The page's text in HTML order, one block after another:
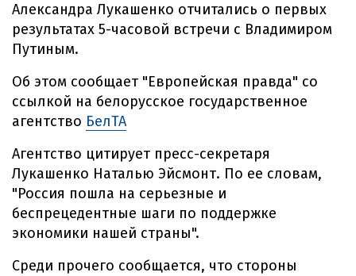
Александра Лукашенко отчитались о первых
результатах 5-часовой встречи с Владимиром
Путиным.
Об этом сообщает "Европейская правда" со
ссылкой на белорусское государственное
агентство БелТА
Агентство цитирует пресс-секретаря
Лукашенко Наталью Эйсмонт. По ее словам,
"Россия пошла на серьезные и
беспрецедентные шаги по поддержке
экономики нашей страны".
Среди прочего сообщается, что стороны